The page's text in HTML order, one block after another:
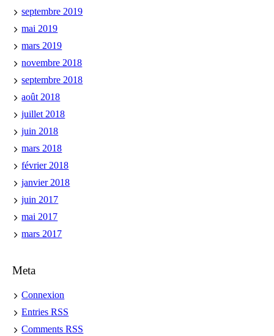
septembre 2019
mai 2019
mars 2019
novembre 2018
septembre 2018
août 2018
juillet 2018
juin 2018
mars 2018
février 2018
janvier 2018
juin 2017
mai 2017
mars 2017
Meta
Connexion
EntriesRSS
CommentsRSS